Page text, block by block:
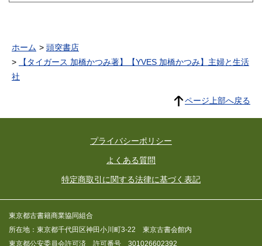
ホーム
頭突書店
【タイガース 加橋かつみ著】【YVES 加橋かつみ】主婦と生活
社
ページ上部へ戻る
プライバシーポリシー
よくある質問
特定商取引に関する法律に基づく表記
東京都古書籍商業協同組合
所在地：東京都千代田区神田小川町3-22 東京古書会館内
東京都公安委員会許可済 許可番号 301026602392